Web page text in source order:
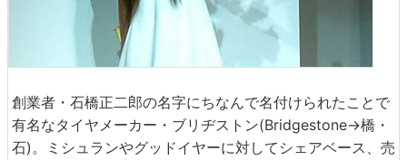
創業者・石橋正二郎の名字にちなんで名付けられたことで
有名なタイヤメーカー・ブリヂストン(Bridgestone→橋・
石)。ミシュランやグッドイヤーに対してシェアベース、売